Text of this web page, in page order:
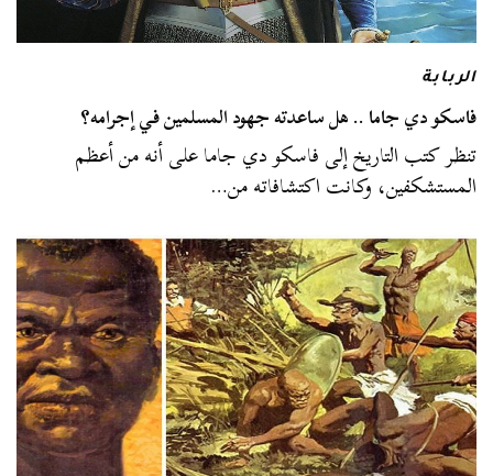
الربابة
فاسكو دي جاما .. هل ساعدته جهود المسلمين في إجرامه؟
تنظر كتب التاريخ إلى فاسكو دي جاما على أنه من أعظم
المستشكفين، وكانت اكتشافاته من…